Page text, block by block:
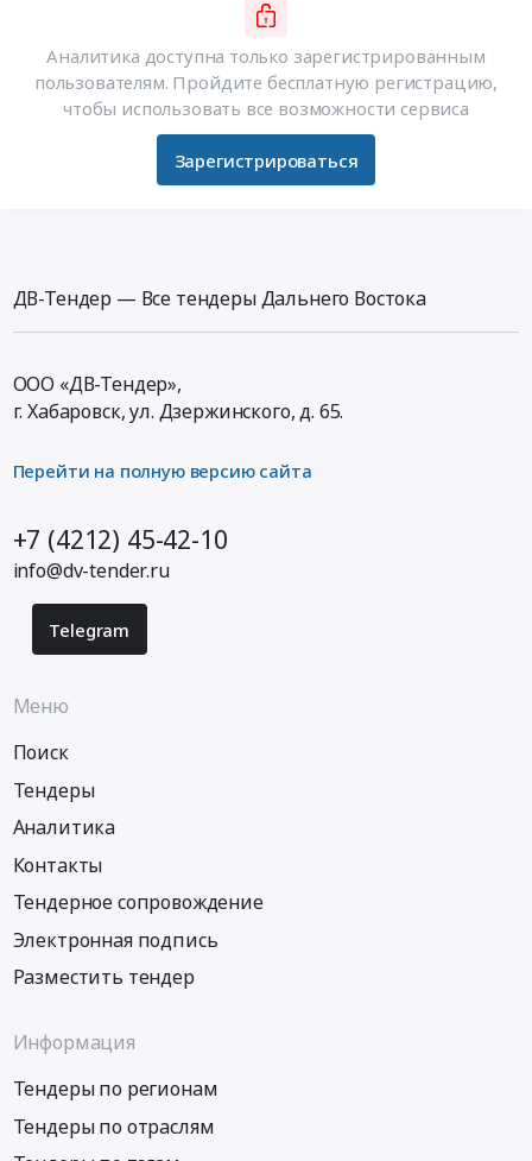
Аналитика доступна только зарегистрированным
пользователям. Пройдите бесплатную регистрацию,
чтобы использовать все возможности сервиса
Зарегистрироваться
ДВ-Тендер — Все тендеры Дальнего Востока
ООО «ДВ-Тендер»,
г. Хабаровск,ул. Дзержинского, д. 65.
Перейти на полную версию сайта
+7 (4212) 45-42-10
info@dv-tender.ru
Telegram
Меню
Поиск
Тендеры
Аналитика
Контакты
Тендерное сопровождение
Электронная подпись
Разместить тендер
Информация
Тендеры по регионам
Тендеры по отраслям